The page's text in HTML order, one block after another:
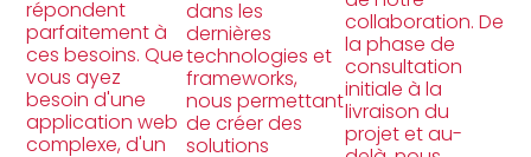
répondent
parfaitement à
ces besoins. Que
vous ayez
besoin d'une
application web
complexe, d'un
dans les
dernières
technologies et
frameworks,
nous permettant
de créer des
solutions
collaboration. De
la phase de
consultation
initiale à la
livraison du
projet et au-